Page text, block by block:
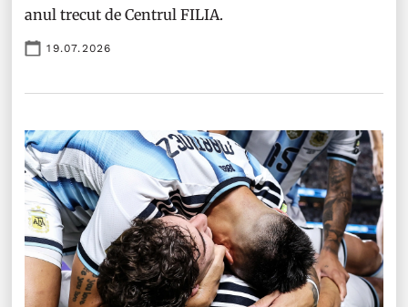
anul trecut de Centrul FILIA.
19.07.2026